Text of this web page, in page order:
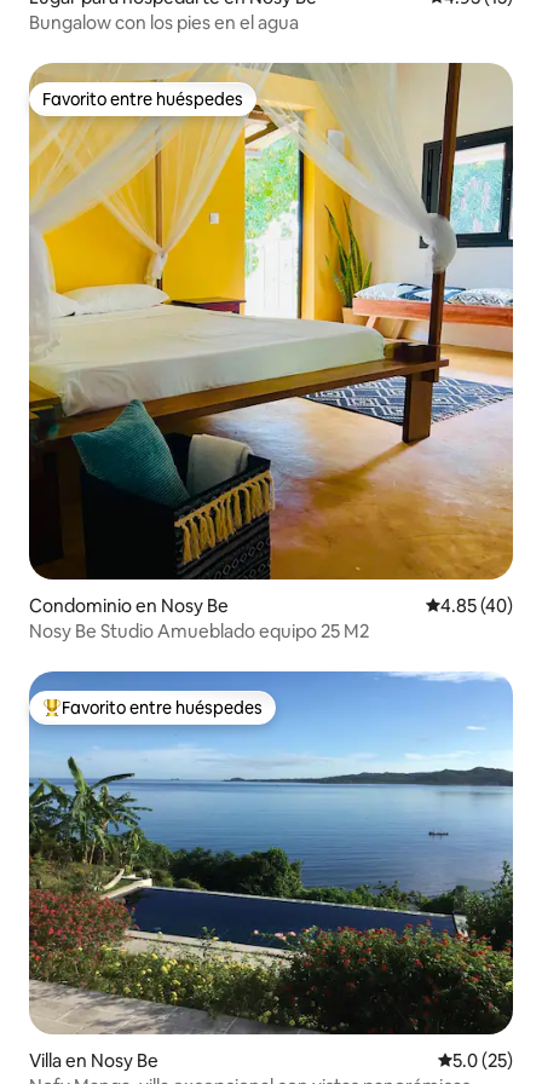
Bungalow con los pies en el agua
Favorito entre huéspedes
Favorito entre huéspedes
Condominio en Nosy Be Calificación
4.85 (40)
Nosy Be Studio Amueblado equipo 25 M2
De los mejores en Favorito entre huéspedes
Favorito entre huéspedes
Villa en Nosy Be Calificación
5.0 (25)